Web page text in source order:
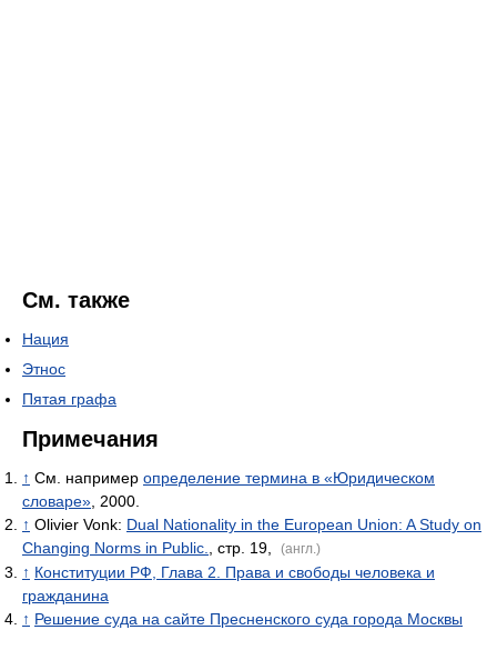
См. также
Нация
Этнос
Пятая графа
Примечания
↑ См. например определение термина в «Юридическом
словаре» , 2000.
↑ Olivier Vonk: Dual Nationality in the European Union: A Study on
Changing Norms in Public.
, стр. 19, (англ.)
↑ Конституции РФ, Глава 2. Права и свободы человека и
гражданина
↑ Решение суда на сайте Пресненского суда города Москвы